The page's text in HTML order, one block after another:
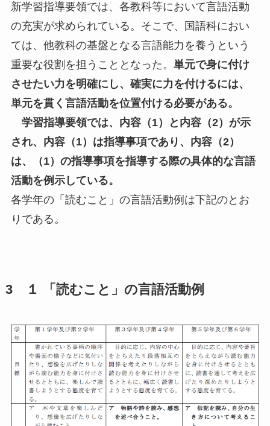
新学習指導要領では、各教科等において言語活動
の充実が求められている。そこで、国語科におい
ては、他教科の基盤となる言語能力を養うという
重要な役割を担うこととなった。 単元で身に付け
させたい力を明確にし、確実に力を付けるには、
単元を貫く言語活動を位置付ける必要がある。
学習指導要領では、内容（1）と内容（2）が示
され、内容（1）は指導事項であり、内容（2）
は、（1）の指導事項を指導する際の具体的な言語
活動を例示している。
各学年の「読むこと」の言語活動例は下記のとお
りである。
3 １ 「読むこと」の言語活動例